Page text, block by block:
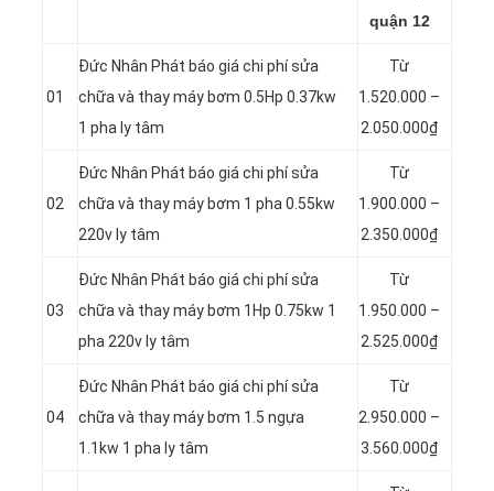
quận 12
01
Đức Nhân Phát báo giá chi phí sửa
chữa và thay máy bơm 0.5Hp 0.37kw
1 pha ly tâm
Từ
1.520.000 –
2.050.000₫
02
Đức Nhân Phát báo giá chi phí sửa
chữa và thay máy bơm 1 pha 0.55kw
220v ly tâm
Từ
1.900.000 –
2.350.000₫
03
Đức Nhân Phát báo giá chi phí sửa
chữa và thay máy bơm 1Hp 0.75kw 1
pha 220v ly tâm
Từ
1.950.000 –
2.525.000₫
04
Đức Nhân Phát báo giá chi phí sửa
chữa và thay máy bơm 1.5 ngựa
1.1kw 1 pha ly tâm
Từ
2.950.000 –
3.560.000₫